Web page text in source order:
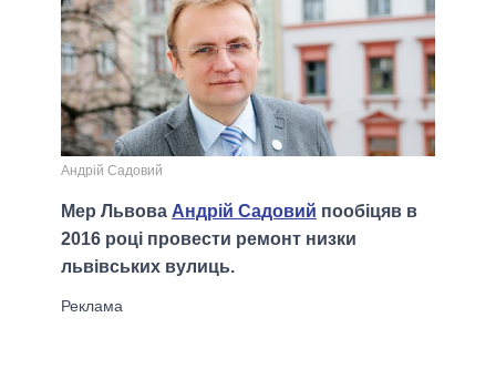
Андрій Садовий
Мер Львова Андрій Садовий пообіцяв в
2016 році провести ремонт низки
львівських вулиць.